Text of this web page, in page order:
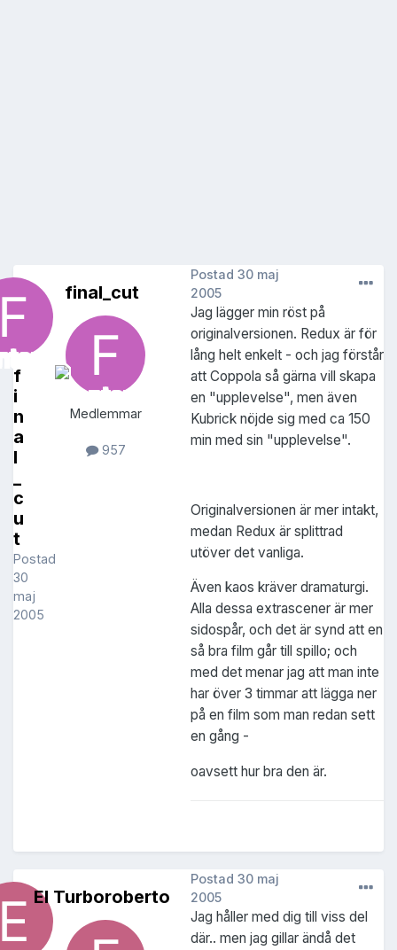
f
i
n
a
l
_
c
u
t
Postad
30
maj
2005
final_cut
Medlemmar
957
Postad 30 maj
2005
Jag lägger min röst på
originalversionen. Redux är för
lång helt enkelt - och jag förstår
att Coppola så gärna vill skapa
en "upplevelse", men även
Kubrick nöjde sig med ca 150
min med sin "upplevelse".
Originalversionen är mer intakt,
medan Redux är splittrad
utöver det vanliga.
Även kaos kräver dramaturgi.
Alla dessa extrascener är mer
sidospår, och det är synd att en
så bra film går till spillo; och
med det menar jag att man inte
har över 3 timmar att lägga ner
på en film som man redan sett
en gång -
oavsett hur bra den är.
El Turboroberto
Postad 30 maj
2005
Jag håller med dig till viss del
där.. men jag gillar ändå det